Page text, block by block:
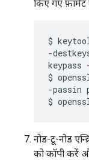
किए गए
$
-
keypass
$
-passin
$
नोड-टू-नोड
को कॉपी करें